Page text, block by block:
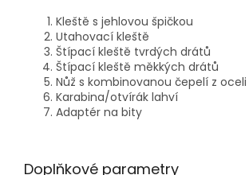
Kleště s jehlovou špičkou
Utahovací kleště
Štípací kleště tvrdých drátů
Štípací kleště měkkých drátů
Nůž s kombinovanou čepelí z oceli
Karabina/otvírák lahví
Adaptér na bity
Doplňkové parametry